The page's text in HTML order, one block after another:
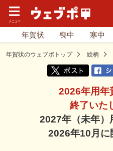
年賀状 喪中 寒中
年賀状のウェブポトップ 絵柄
2026年用年
終了いた
2027年（未年）
2026年10月に